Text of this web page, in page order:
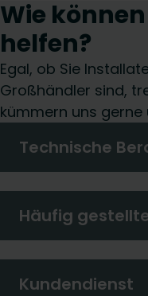
Wie
helfen?
Egal, ob Sie
Großhändler sind,
kümmern uns gerne
Technische
Häufig
Kundendienst